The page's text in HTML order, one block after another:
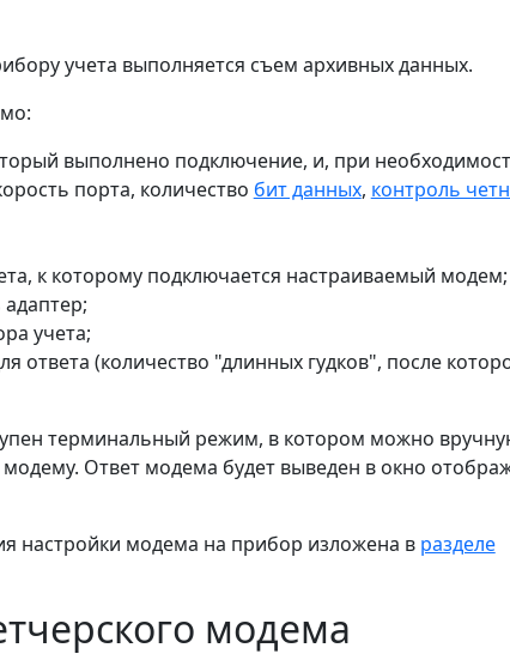
учета выполняется съем архивных данных.
выполнено подключение, и, при
порта, количество бит данных, контроль
к которому подключается настраиваемый модем;
учета;
ответа (количество "длинных гудков", после
терминальный режим, в котором можно
Ответ модема будет выведен в окно
настройки модема на прибор изложена в разделе
модема